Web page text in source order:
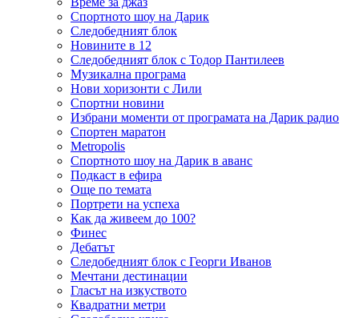
Спортното шоу на Дарик
Следобедният блок
Новините в 12
Следобедният блок с Тодор Пантилеев
Музикална програма
Нови хоризонти с Лили
Спортни новини
Избрани моменти от програмата на Дарик радио
Спортен маратон
Metropolis
Спортното шоу на Дарик в аванс
Подкаст в ефира
Още по темата
Портрети на успеха
Как да живеем до 100?
Финес
Дебатът
Следобедният блок с Георги Иванов
Мечтани дестинации
Гласът на изкуството
Квадратни метри